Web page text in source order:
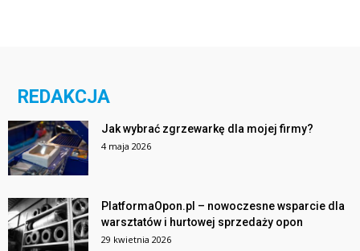
REDAKCJA
Jak wybrać zgrzewarkę dla mojej firmy?
4 maja 2026
PlatformaOpon.pl – nowoczesne wsparcie dla
warsztatów i hurtowej sprzedaży opon
29 kwietnia 2026